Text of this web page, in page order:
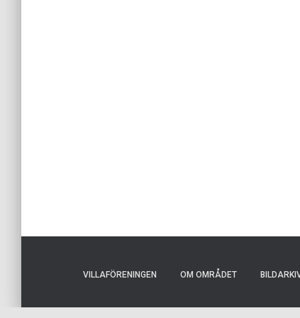
VILLAFÖRENINGEN OM OMRÅDET